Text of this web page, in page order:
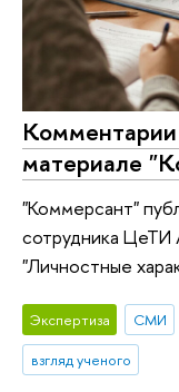
материале
"Коммерсант"
сотрудника ЦеТИ
"Личностные
Экспертиза СМИ
взгляд ученого